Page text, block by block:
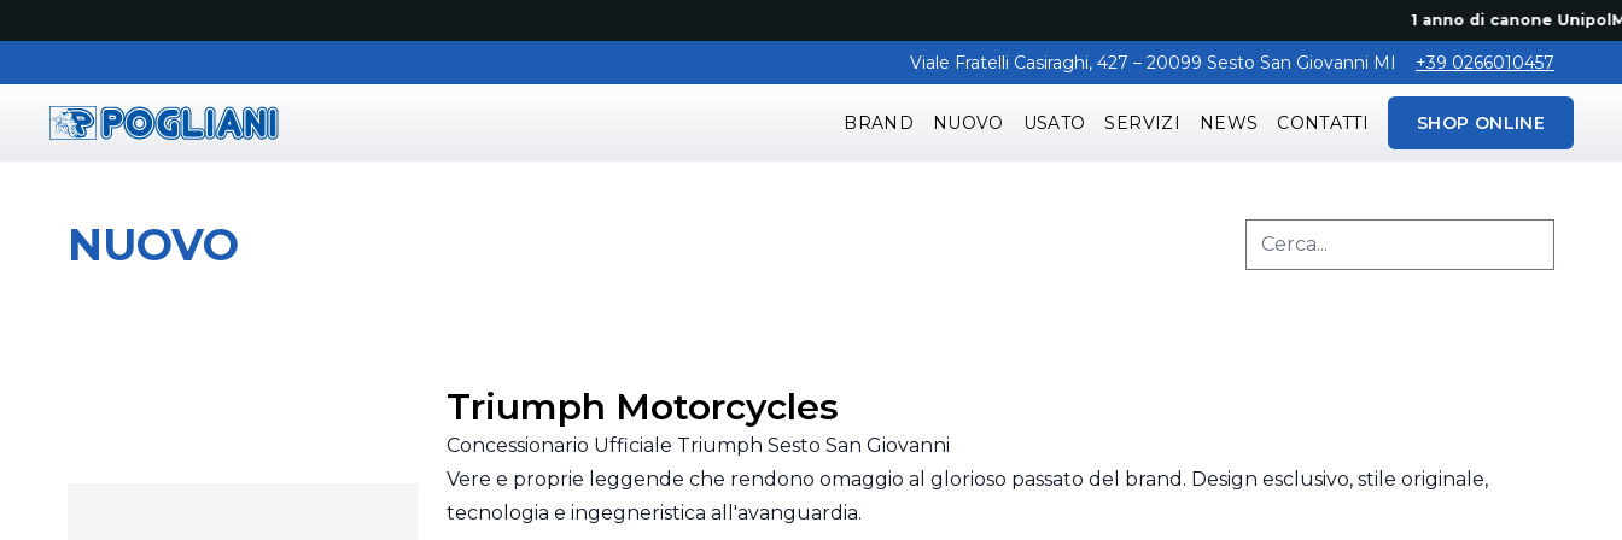
1 anno di canone
Viale Fratelli Casiraghi, 427 – 20099 Sesto San Giovanni MI +39 0266010457
BRAND NUOVO USATO SERVIZI NEWS CONTATTI SHOP ONLINE
NUOVO
Triumph Motorcycles
Concessionario Ufficiale Triumph Sesto San Giovanni
Vere e proprie leggende che rendono omaggio al glorioso passato del brand. Design esclusivo, stile originale,
tecnologia e ingegneristica all'avanguardia.